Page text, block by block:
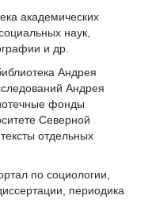
академических
наук,
и др.
Андрея
Андрея
фонды
Северной
отдельных
по социологии,
периодика